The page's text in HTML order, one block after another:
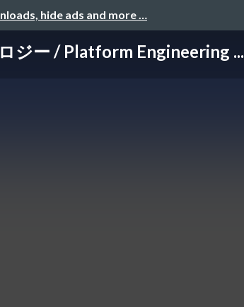
hide ads and more …
ジー / Platform Engineering ...